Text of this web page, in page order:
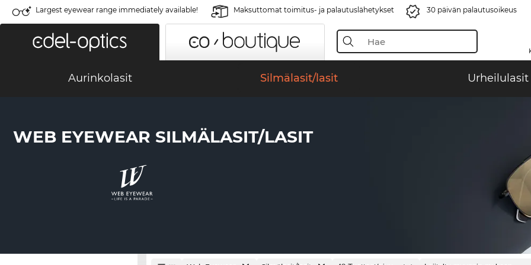
Largest eyewear range immediately available! Maksuttomat toimitus- ja palautuslähetykset 30 päivän palautusoikeus
Aurinkolasit Silmälasit/lasit Urheilulasit
WEB EYEWEAR SILMÄLASIT/LASIT